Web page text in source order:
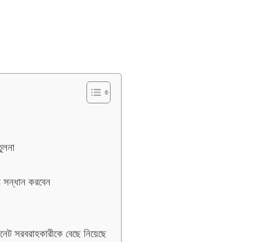
সন্ধান করবেন
সরবরাহকারীকে বেছে নিয়েছে